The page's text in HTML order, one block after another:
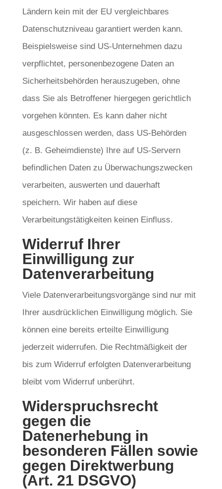
Ländern kein mit der EU vergleichbares
Datenschutzniveau garantiert werden kann.
Beispielsweise sind US-Unternehmen dazu
verpflichtet, personenbezogene Daten an
Sicherheitsbehörden herauszugeben, ohne
dass Sie als Betroffener hiergegen gerichtlich
vorgehen könnten. Es kann daher nicht
ausgeschlossen werden, dass US-Behörden
(z. B. Geheimdienste) Ihre auf US-Servern
befindlichen Daten zu Überwachungszwecken
verarbeiten, auswerten und dauerhaft
speichern. Wir haben auf diese
Verarbeitungstätigkeiten keinen Einfluss.
Widerruf Ihrer
Einwilligung zur
Datenverarbeitung
Viele Datenverarbeitungsvorgänge sind nur mit
Ihrer ausdrücklichen Einwilligung möglich. Sie
können eine bereits erteilte Einwilligung
jederzeit widerrufen. Die Rechtmäßigkeit der
bis zum Widerruf erfolgten Datenverarbeitung
bleibt vom Widerruf unberührt.
Widerspruchsrecht
gegen die
Datenerhebung in
besonderen Fällen sowie
gegen Direktwerbung
(Art. 21 DSGVO)